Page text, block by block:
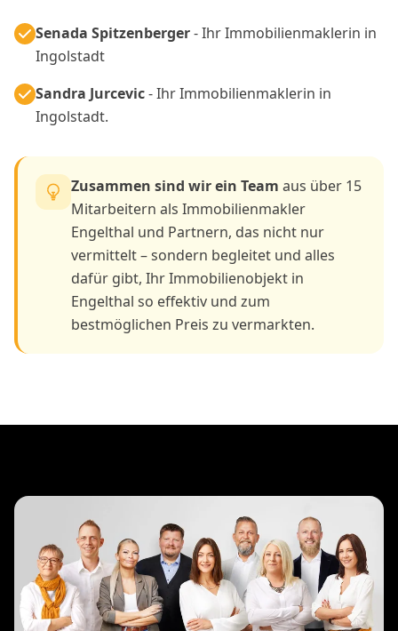
Senada Spitzenberger- Ihr Immobilienmaklerin in
Ingolstadt
Sandra Jurcevic- Ihr Immobilienmaklerin in
Ingolstadt.
Zusammen sind wir ein Team aus über 15
Mitarbeitern als Immobilienmakler
Engelthal und Partnern, das nicht nur
vermittelt – sondern begleitet und alles
dafür gibt, Ihr Immobilienobjekt in
Engelthal so effektiv und zum
bestmöglichen Preis zu vermarkten.